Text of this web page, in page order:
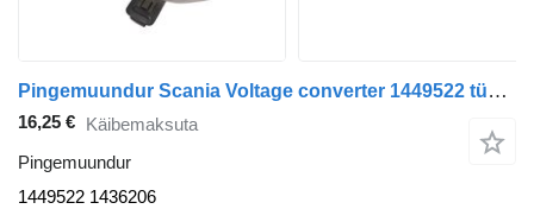
Pingemuundur Scania Voltage converter 1449522 tüübi jaoks sadulveoki Scania P94
16,25 € Käibemaksuta
Pingemuundur
1449522 1436206